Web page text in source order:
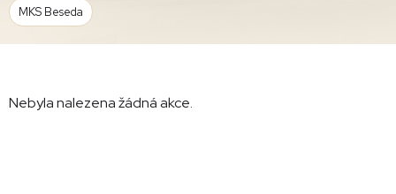
MKS Beseda
Nebyla nalezena žádná akce.